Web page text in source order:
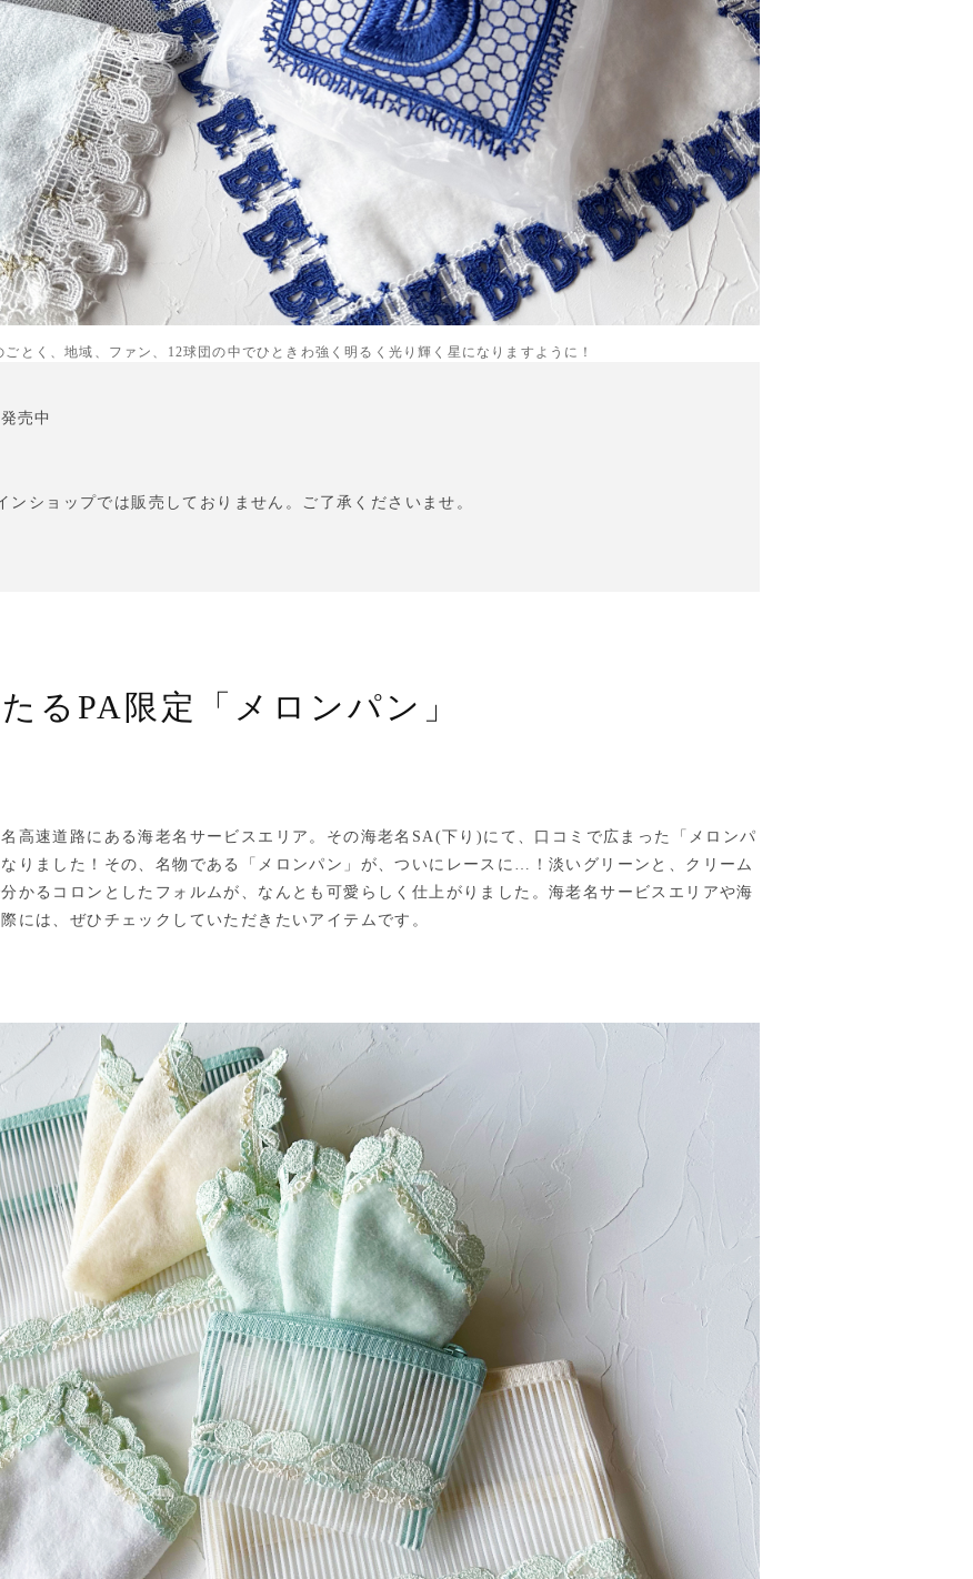
とく、地域、ファン、12球団の中でひときわ強く明るく光り輝く星になりますように！
売中
ショップでは販売しておりません。ご了承くださいませ。
るPA限定「メロンパン」
高速道路にある海老名サービスエリア。その海老名SA(下り)にて、口コミで広まった「メロンパ
りました！その、名物である「メロンパン」が、ついにレースに…！淡いグリーンと、クリーム
かるコロンとしたフォルムが、なんとも可愛らしく仕上がりました。海老名サービスエリアや海
には、ぜひチェックしていただきたいアイテムです。